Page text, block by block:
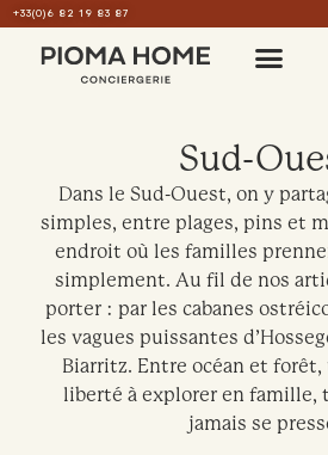
+33(0)6 82 19 83 87
Sud-
Dans le Sud-Ouest, on y
simples, entre plages, pins et
endroit où les familles
simplement. Au fil de nos
porter : par les cabanes
les vagues puissantes
Biarritz. Entre océan et
liberté à explorer en famille,
jamais se